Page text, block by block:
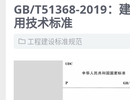
GB/T51368-2019：
用技术标准
工程建设标准规范